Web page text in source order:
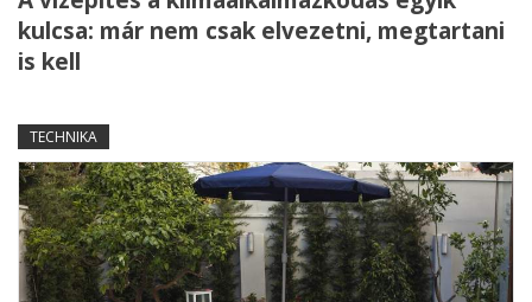
kulcsa: már nem csak elvezetni, megtartani
is kell
TECHNIKA